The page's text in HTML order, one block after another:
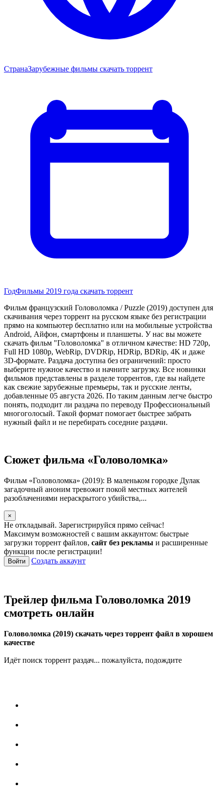
СтранаЗарубежные фильмы скачать торрент
ГодФильмы 2019 года скачать торрент
Фильм французский Головоломка / Puzzle (2019) доступен для
скачивания через торрент на русском языке без регистрации
прямо на компьютер бесплатно или на мобильные устройства
Android, Айфон, смартфоны и планшеты. У нас вы можете
скачать фильм "Головоломка" в отличном качестве: HD 720p,
Full HD 1080p, WebRip, DVDRip, HDRip, BDRip, 4K и даже
3D-формате. Раздача доступна без ограничений: просто
выберите нужное качество и начните загрузку. Все новинки
фильмов представлены в разделе торрентов, где вы найдете
как свежие зарубежные премьеры, так и русские ленты,
добавленные 05 августа 2026. По таким данным легче быстро
понять, подходит ли раздача по переводу Профессиональный
многоголосый. Такой формат помогает быстрее забрать
нужный файл и не перебирать соседние раздачи.
Сюжет фильма «Головоломка»
Фильм «Головоломка» (2019): В маленьком городке Дулак
загадочный аноним тревожит покой местных жителей
разоблачениями нераскрытого убийства,...
×
Не откладывай. Зарегистрируйся прямо сейчас!
Максимум возможностей с вашим аккаунтом: быстрые
загрузки торрент файлов, сайт без рекламы и расширенные
функции после регистрации!
Войти Создать аккаунт
Трейлер фильма Головоломка 2019
смотреть онлайн
Головоломка (2019) скачать через торрент файл в хорошем
качестве
Идёт поиск торрент раздач... пожалуйста, подождите